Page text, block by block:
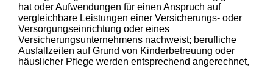
hat oder Aufwendungen für einen Anspruch auf
vergleichbare Leistungen einer Versicherungs- oder
Versorgungseinrichtung oder eines
Versicherungsunternehmens nachweist; berufliche
Ausfallzeiten auf Grund von Kinderbetreuung oder
häuslicher Pflege werden entsprechend angerechnet,